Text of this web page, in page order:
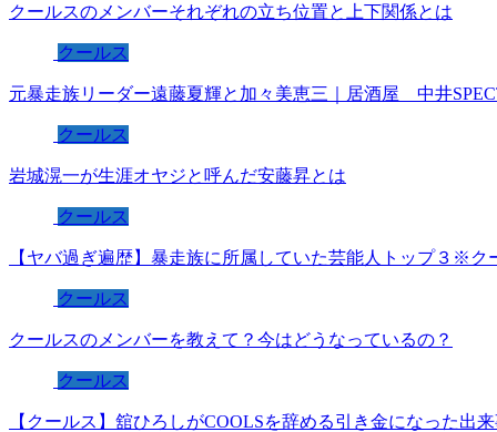
クールスのメンバーそれぞれの立ち位置と上下関係とは
クールス
元暴走族リーダー遠藤夏輝と加々美恵三｜居酒屋 中井
クールス
岩城滉一が生涯オヤジと呼んだ安藤昇とは
クールス
【ヤバ過ぎ遍歴】暴走族に所属していた芸能人トップ３※ク
クールス
クールスのメンバーを教えて？今はどうなっているの？
クールス
【クールス】舘ひろしがCOOLSを辞める引き金になった出